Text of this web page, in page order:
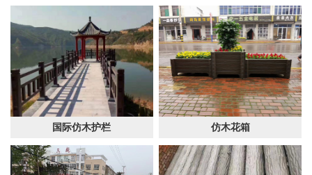
国际仿木护栏 仿木花箱